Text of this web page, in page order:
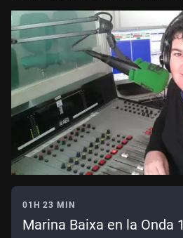
01H 23 MIN
Marina Baixa en la Onda